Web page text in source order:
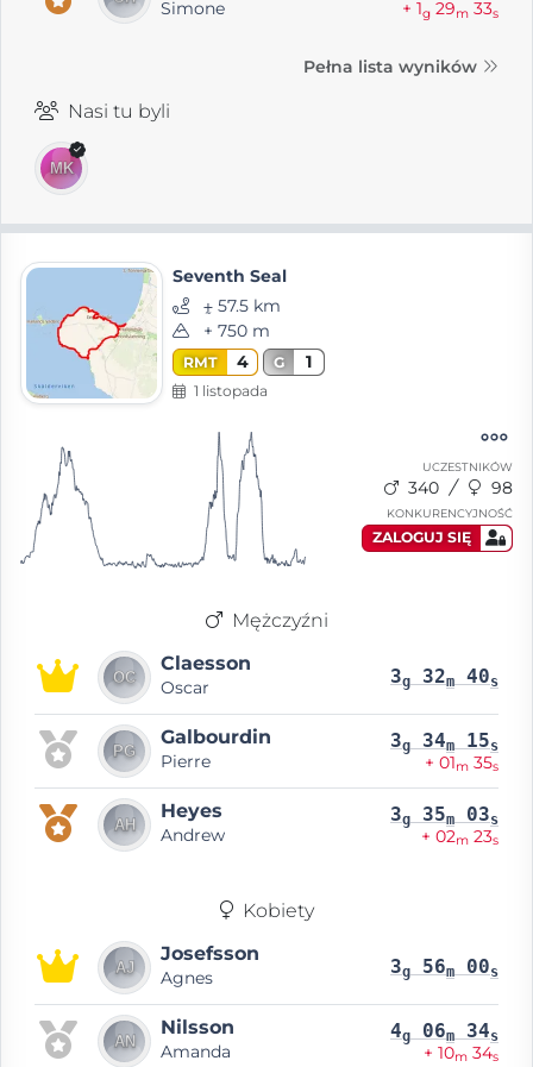
Simone + 1g 29m 33s
Pełna lista wyników
Nasi tu byli
Seventh Seal
⨦ 57.5 km
+ 750 m
RMT 4 G 1
1 listopada
UCZESTNIKÓW
340 98
KONKURENCYJNOŚĆ
ZALOGUJ SIĘ
Mężczyźni
Claesson
Oscar 3g 32m 40s
Galbourdin
Pierre
3g 34m 15s
+ 01m 35s
Heyes
Andrew
3g 35m 03s
+ 02m 23s
Kobiety
Josefsson
Agnes 3g 56m 00s
Nilsson
Amanda
4g 06m 34s
+ 10m 34s